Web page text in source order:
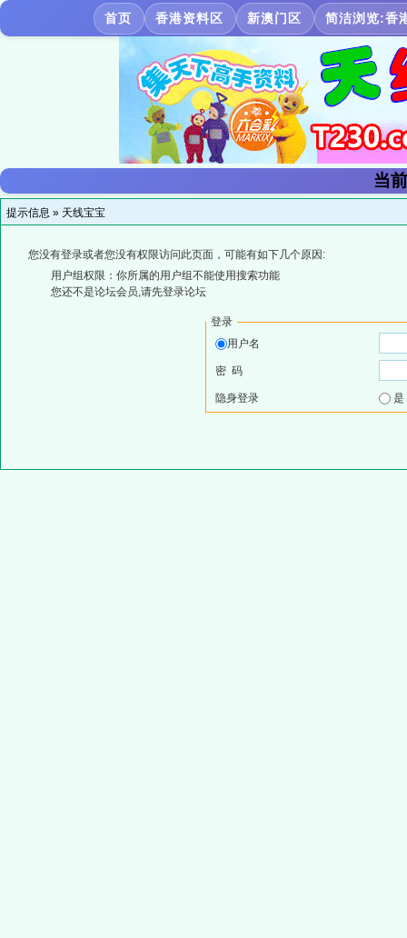
首页 香港资料区 新澳门区 简洁浏览:香
当
提示信息 » 天线宝宝
您没有登录或者您没有权限访问此页面，可能有如下几个原因:
用户组权限：你所属的用户组不能使用搜索功能
您还不是论坛会员,请先登录论坛
登录
用户名
密 码
隐身登录